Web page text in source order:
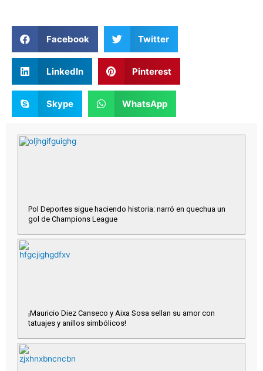
Facebook Twitter
LinkedIn Pinterest
Skype WhatsApp
Pol Deportes sigue haciendo historia: narró en quechua un
gol de Champions League
¡Mauricio Diez Canseco y Aixa Sosa sellan su amor con
tatuajes y anillos simbólicos!